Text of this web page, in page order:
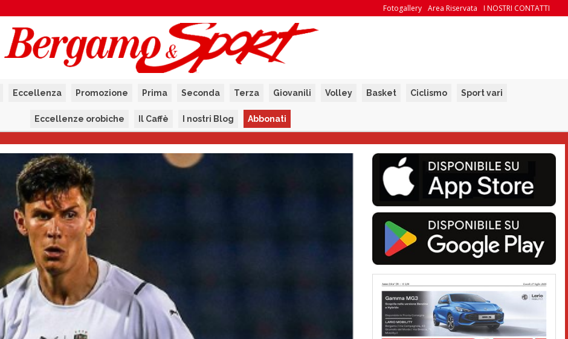
I NOSTRI CONTATTI
Area Riservata
Fotogallery
Eccellenza Promozione Prima Seconda Terza Giovanili Volley Basket Ciclismo Sport vari
Eccellenze orobiche Il Caffè I nostri Blog Abbonati